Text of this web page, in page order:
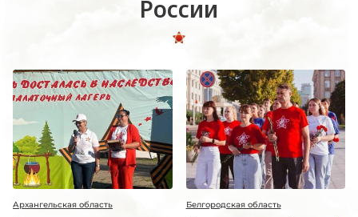
России
Архангельская область Белгородская область